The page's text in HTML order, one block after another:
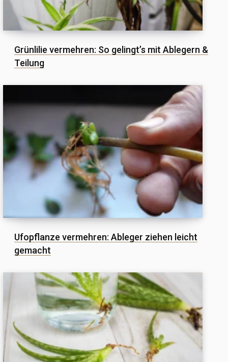
Grünlilie vermehren: So gelingt’s mit Ablegern &
Teilung
Ufopflanze vermehren: Ableger ziehen leicht
gemacht